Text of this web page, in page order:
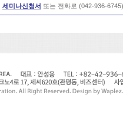
세미나신청서 또는 전화로 (042-936-